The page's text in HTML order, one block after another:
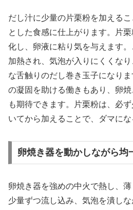
だし汁に少量の片栗粉を加える
とした食感に仕上がります。片
化し、卵液に粘り気を与えます
加熱され、気泡が入りにくくな
な舌触りのだし巻き玉子になり
の凝固を助ける働きもあり、卵
も期待できます。片栗粉は、必
いてから加えることで、ダマにな
卵焼き器を動かしながら均
卵焼き器を強めの中火で熱し、
少量ずつ流し込み、気泡を潰し